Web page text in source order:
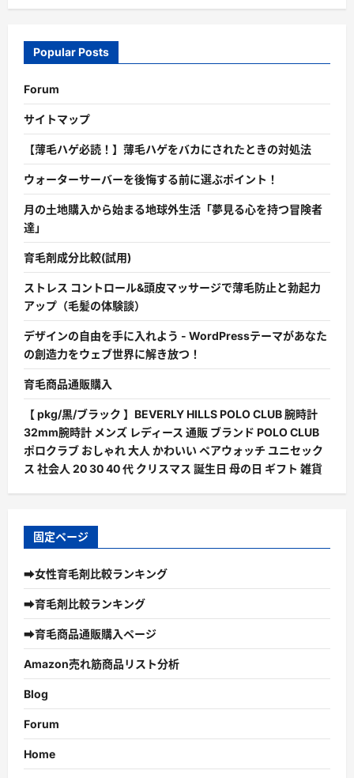
Popular Posts
Forum
サイトマップ
【薄毛ハゲ必読！】薄毛ハゲをバカにされたときの対処法
ウォーターサーバーを後悔する前に選ぶポイント！
月の土地購入から始まる地球外生活「夢見る心を持つ冒険者
達」
育毛剤成分比較(試用)
ストレス コントロール&頭皮マッサージで薄毛防止と勃起力
アップ（毛髪の体験談）
デザインの自由を手に入れよう - WordPressテーマがあなた
の創造力をウェブ世界に解き放つ！
育毛商品通販購入
【 pkg/黒/ブラック 】BEVERLY HILLS POLO CLUB 腕時計
32mm腕時計 メンズ レディース 通販 ブランド POLO CLUB
ポロクラブ おしゃれ 大人 かわいい ペアウォッチ ユニセック
ス 社会人 20 30 40 代 クリスマス 誕生日 母の日 ギフト 雑貨
固定ページ
➡女性育毛剤比較ランキング
➡育毛剤比較ランキング
➡育毛商品通販購入ページ
Amazon売れ筋商品リスト分析
Blog
Forum
Home